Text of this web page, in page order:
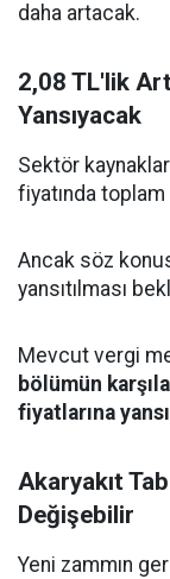
daha artacak.
2,08 TL'lik
Yansıyacak
Sektör
fiyatında toplam
Ancak söz
yansıtılması
Mevcut vergi
bölümün
fiyatlarına
Akaryakıt
Değişebilir
Yeni zammın